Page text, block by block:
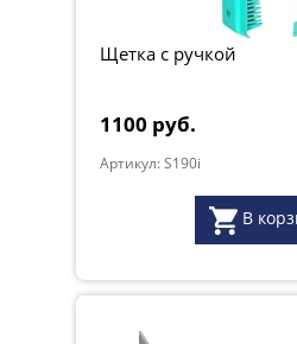
Щетка с ручкой
1100 руб.
Артикул: S190i
В